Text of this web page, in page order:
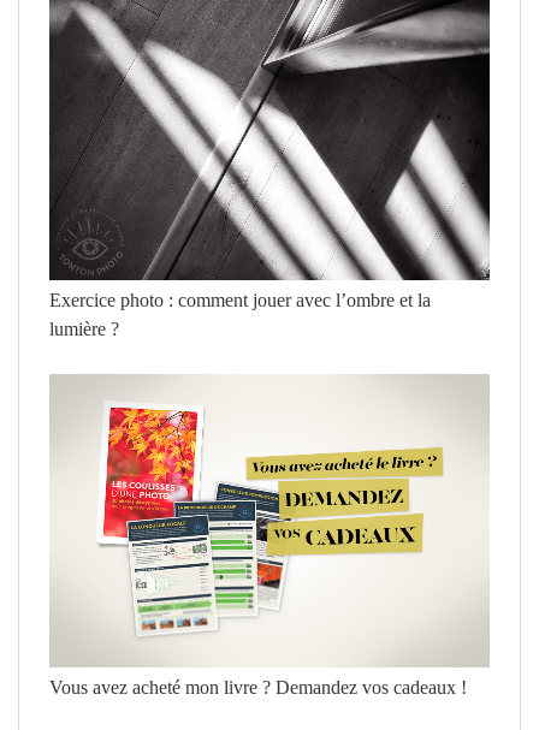
Exercice photo : comment jouer avec l’ombre et la
lumière ?
Vous avez acheté mon livre ? Demandez vos cadeaux !